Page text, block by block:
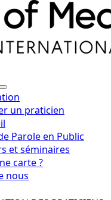
un praticien
Parole en Public
et séminaires
carte ?
nous